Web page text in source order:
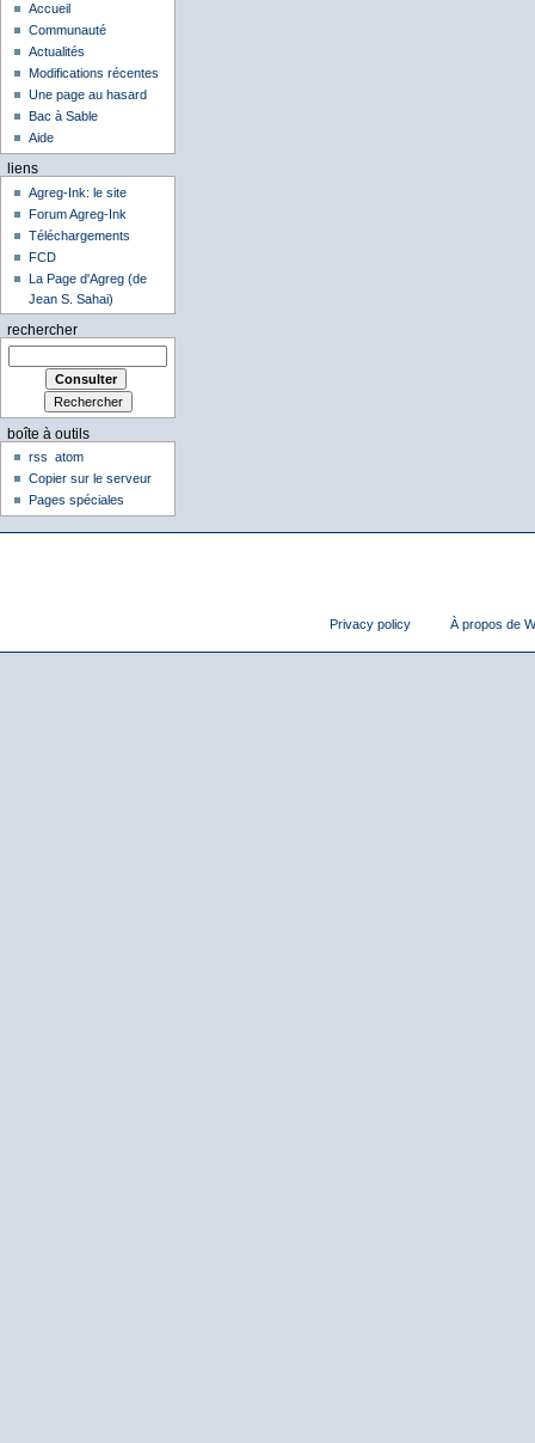
Accueil
Communauté
Actualités
Modifications récentes
Une page au hasard
Bac à Sable
Aide
liens
Agreg-Ink: le site
Forum Agreg-Ink
Téléchargements
FCD
La Page d'Agreg (de
Jean S. Sahai)
rechercher
boîte à outils
rss
atom
Copier sur le serveur
Pages spéciales
Privacy policy À propos de